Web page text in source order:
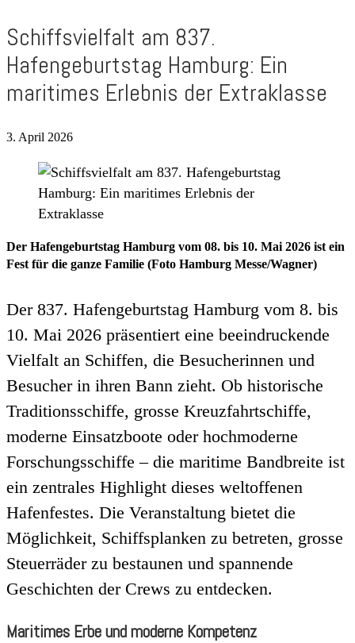
Schiffsvielfalt am 837.
Hafengeburtstag Hamburg: Ein
maritimes Erlebnis der Extraklasse
3. April 2026
Der Hafengeburtstag Hamburg vom 08. bis 10. Mai 2026 ist ein
Fest für die ganze Familie (Foto Hamburg Messe/Wagner)
Der 837. Hafengeburtstag Hamburg vom 8. bis
10. Mai 2026 präsentiert eine beeindruckende
Vielfalt an Schiffen, die Besucherinnen und
Besucher in ihren Bann zieht. Ob historische
Traditionsschiffe, grosse Kreuzfahrtschiffe,
moderne Einsatzboote oder hochmoderne
Forschungsschiffe – die maritime Bandbreite ist
ein zentrales Highlight dieses weltoffenen
Hafenfestes. Die Veranstaltung bietet die
Möglichkeit, Schiffsplanken zu betreten, grosse
Steuerräder zu bestaunen und spannende
Geschichten der Crews zu entdecken.
Maritimes Erbe und moderne Kompetenz